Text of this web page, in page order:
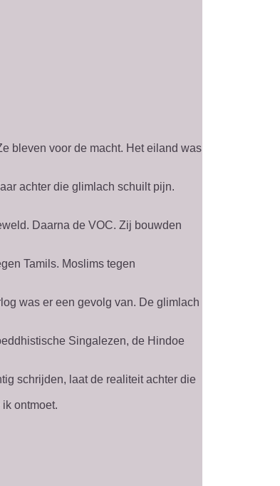
bleven voor de macht. Het eiland was
achter die glimlach schuilt pijn.
Daarna de VOC. Zij bouwden
Tamils. Moslims tegen
was er een gevolg van. De glimlach
Singalezen, de Hindoe
schrijden, laat de realiteit achter die
ontmoet.